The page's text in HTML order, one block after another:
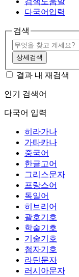
다국어입력
검색
상세검색
결과 내 재검색
인기 검색어
다국어 입력
히라가나
가타카나
중국어
한글고어
그리스문자
프랑스어
독일어
히브리어
괄호기호
학술기호
기술기호
첨자기호
라틴문자
러시아문자